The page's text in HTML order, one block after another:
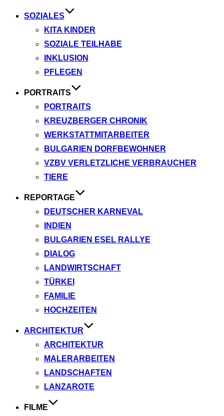
SOZIALES
KITA KINDER
SOZIALE TEILHABE
INKLUSION
PFLEGEN
PORTRAITS
PORTRAITS
KREUZBERGER CHRONIK
WERKSTATTMITARBEITER
BULGARIEN DORFBEWOHNER
VZBV VERLETZLICHE VERBRAUCHER
TIERE
REPORTAGE
DEUTSCHER KARNEVAL
INDIEN
BULGARIEN ESEL RALLYE
DIALOG
LANDWIRTSCHAFT
TÜRKEI
FAMILIE
HOCHZEITEN
ARCHITEKTUR
ARCHITEKTUR
MALERARBEITEN
LANDSCHAFTEN
LANZAROTE
FILME